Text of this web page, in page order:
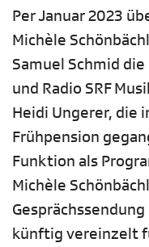
Per Januar 2023
Michèle
Samuel Schmid die
und Radio SRF
Heidi Ungerer, die
Frühpension
Funktion als
Michèle
künftig vereinzelt